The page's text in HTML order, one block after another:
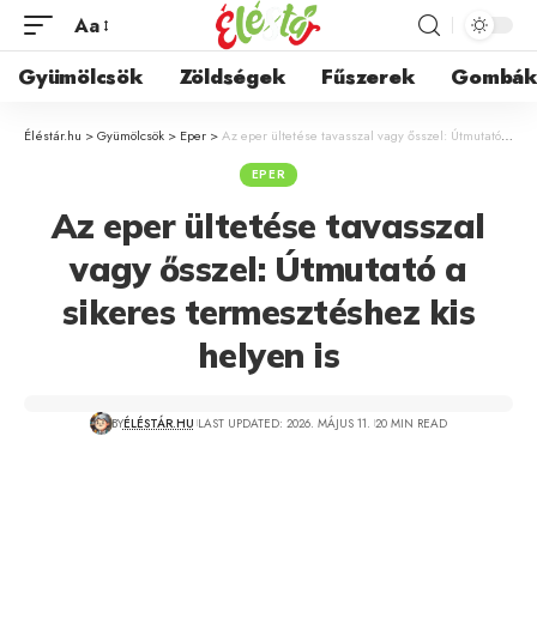
Aa
Gyümölcsök Zöldségek Fűszerek Gombák
Éléstár.hu >Gyümölcsök > Eper >Az eper ültetése tavasszal vagy ősszel: Útmutató a sikeres termesztéshez kis helyen is
EPER
Az eper ültetése tavasszal
vagy ősszel: Útmutató a
sikeres termesztéshez kis
helyen is
BYÉLÉSTÁR.HU LAST UPDATED: 2026. MÁJUS 11. 20 MIN READ